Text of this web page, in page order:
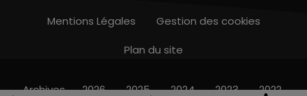
16h00 - 20h00
Mentions Légales
Gestion des cookies
Plan du site
Archives 2026 2025 2024 2023 2022